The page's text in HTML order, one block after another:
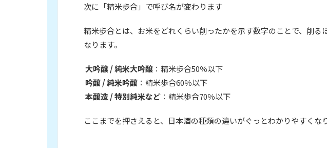
次に「精米歩合」で呼び名が変わります
精米歩合とは、お米をどれくらい削ったかを示す数字のことで、削る
なります。
大吟醸 / 純米大吟醸 ：精米歩合50％以下
吟醸 / 純米吟醸 ：精米歩合60％以下
本醸造 / 特別純米など ：精米歩合70％以下
ここまでを押さえると、日本酒の種類の違いがぐっとわかりやすくな